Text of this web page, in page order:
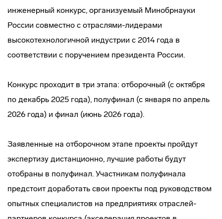
инженерный конкурс, организуемый Минобрнауки
России совместно с отраслями-лидерами
высокотехнологичной индустрии с 2014 года в
соответствии с поручением президента России.
Конкурс проходит в три этапа: отборочный (с октября
по декабрь 2025 года), полуфинал (с января по апрель
2026 года) и финал (июнь 2026 года).
Заявленные на отборочном этапе проекты пройдут
экспертизу дистанционно, лучшие работы будут
отобраны в полуфинал. Участникам полуфинала
предстоит доработать свои проекты под руководством
опытных специалистов на предприятиях отраслей-